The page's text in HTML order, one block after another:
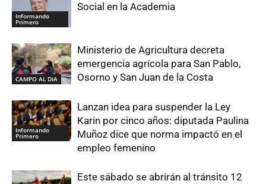
Informando
Primero
Social en la Academia
CAMPO AL DIA
Ministerio de Agricultura decreta
emergencia agrícola para San Pablo,
Osorno y San Juan de la Costa
Informando
Primero
Lanzan idea para suspender la Ley
Karin por cinco años: diputada Paulina
Muñoz dice que norma impactó en el
empleo femenino
Este sábado se abrirán al tránsito 12